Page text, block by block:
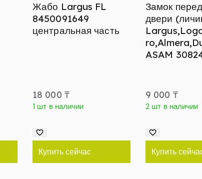
Жабо Largus FL
8450091649
центральная часть
18 000 ₸
1 шт в наличии
Купить сейчас
Замок
двери
ASAM
9 000 ₸
2 шт в наличии
Купить